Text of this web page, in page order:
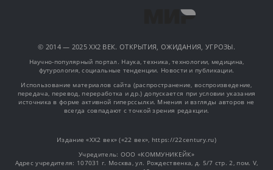
© 2014 — 2025 XX2 ВЕК. ОТКРЫТИЯ, ОЖИДАНИЯ, УГРОЗЫ.
Научно-популярный портал. Наука, техника, технологии, медицина,
футурология, социальные тенденции. Новости и публикации.
Использование материалов сайта (распространение, воспроизведение,
передача, перевод, переработка и др.) допускается при условии указания
источника в форме активной гиперссылки. Мнения и взгляды авторов не
всегда совпадают с точкой зрения редакции.
Издание «XX2 век» («22 век», https://22century.ru)
Учредитель: OOO «КОММУНИКЕЙК»
Адрес учредителя: 107031 г. Москва, ул. Рождественка, д. 5/7 стр. 2, пом. V,